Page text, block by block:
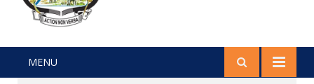
MENU